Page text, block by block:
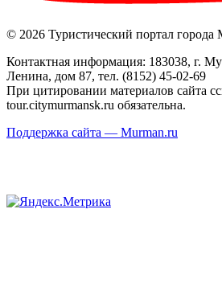
© 2026 Туристический портал города
Контактная информация: 183038, г.
Ленина, дом 87, тел. (8152) 45-02-69
При цитировании материалов сайта
tour.citymurmansk.ru обязательна.
Поддержка сайта — Murman.ru